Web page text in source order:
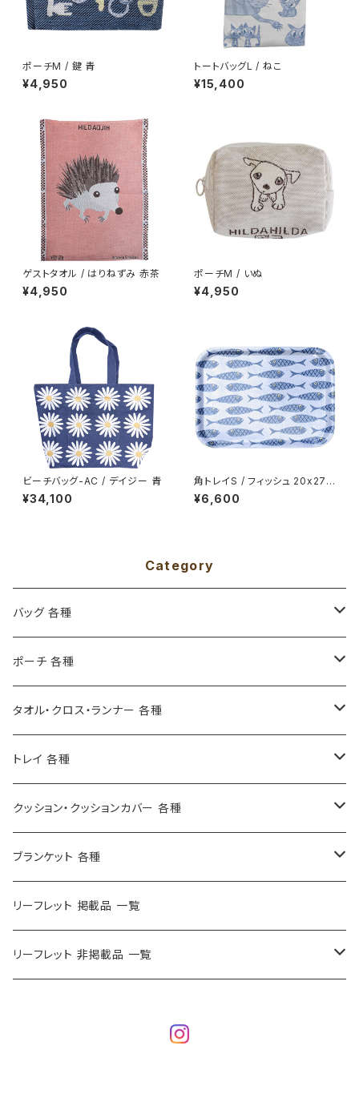
ポーチM / 鍵 青
¥4,950
トートバッグL / ねこ
¥15,400
ゲストタオル / はりねずみ 赤茶
¥4,950
ポーチM / いぬ
¥4,950
ビーチバッグ-AC / デイジー 青
¥34,100
角トレイS / フィッシュ 20x27c
m
¥6,600
Category
バッグ 各種
トートバッグ S ( 38x31cm )
トートバッグ M - AC ( 33x33cm )
トートバッグ L ( 40x36x10cm )
トートバッグ L - AC ( 41.5x37x10cm )
トレインクッションバッグ ( 23x28x6cm )
ランチバック AC ( 21x21x11cm )
レディバッグ AC ( 28x26.5x7cm )
ポーチ 各種
ポーチ S ( 6x8x2.5cm )
ポーチ M ( 9.5x12x3cm )
ポーチ L ( 12x18x5cm )
ポーチ W ( 6x18x5cm )
トラベルポーチ ( 19x25x12cm )
タオル・クロス・ランナー 各種
ゲストタオル
マルチクロス ( 140×220cm )
全麻キッチンクロス
ランナー ( 35×100cm /35×130cm)
トレイ 各種
ロングトレイ ( 22×43cm )
角トレイ S ( 20×27cm )
角トレイ M
角トレイ L
クッション・クッションカバー 各種
キッズクッションカバー ( 30cm )
クッションカバー ( 45cm )
シートクッション
ブランケット 各種
ブランケット 小
リーフレット 掲載品 一覧
リーフレット 非掲載品 一覧